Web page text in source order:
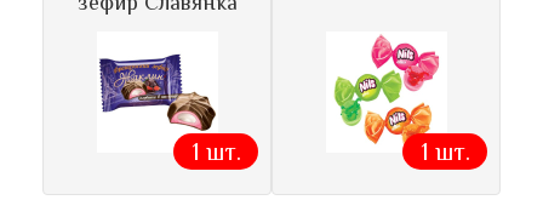
1 шт. 1 шт.